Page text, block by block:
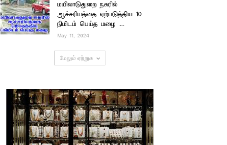
மயிலாடுதுறை நகரில்
ஆச்சரியத்தை ஏற்படுத்திய 10
நிமிடம் பெய்த மழை …
May 11, 2024
மேலும் ஏற்றுக